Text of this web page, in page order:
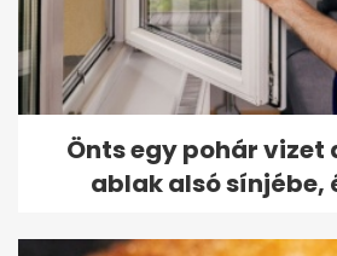
Önts egy pohár vizet
ablak alsó sínjébe,